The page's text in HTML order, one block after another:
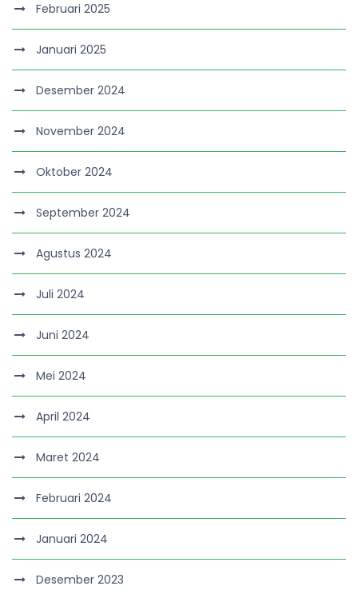
Februari 2025
Januari 2025
Desember 2024
November 2024
Oktober 2024
September 2024
Agustus 2024
Juli 2024
Juni 2024
Mei 2024
April 2024
Maret 2024
Februari 2024
Januari 2024
Desember 2023